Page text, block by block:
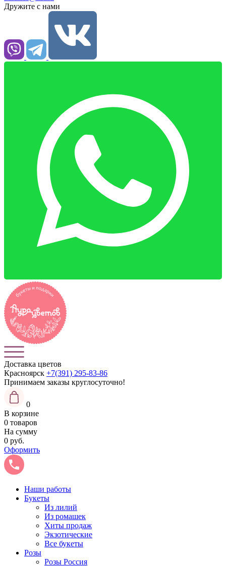
Дружите с нами
Доставка цветов
Красноярск +7(391) 295-83-86
Принимаем заказы круглосуточно!
0
В корзине
0 товаров
На сумму
0 руб.
Оформить
Наши работы
Букеты
Из лилий
Из ромашек
Хиты продаж
Экзотические
Все букеты
Розы
Розы Россия